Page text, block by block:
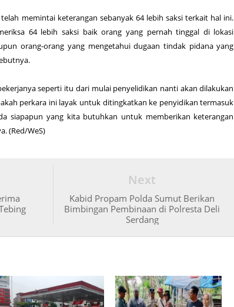
memintai keterangan sebanyak 64 lebih saksi terkait hal ini.
64 lebih saksi baik orang yang pernah tinggal di lokasi
orang-orang yang mengetahui dugaan tindak pidana yang
seperti itu dari mulai penyelidikan nanti akan dilakukan
perkara ini layak untuk ditingkatkan ke penyidikan termasuk
siapapun yang kita butuhkan untuk memberikan keterangan
(Red/WeS)
Next
Kabid Propam Polda Sumut Berikan
Bimbingan Pembinaan di Polresta Deli
Serdang